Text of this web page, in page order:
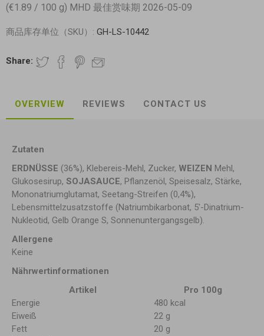
(€1.89 / 100 g) MHD 最佳赏味期 2026-05-09
商品库存单位（SKU）: GH-LS-10442
Share:
OVERVIEW REVIEWS CONTACT US
Zutaten
ERDNÜSSE (36%), Klebereis-Mehl, Zucker, WEIZEN Mehl,
Glukosesirup, SOJASAUCE, Pflanzenöl, Speisesalz, Stärke,
Mononatriumglutamat, Seetang-Streifen (0,4%),
Lebensmittelzusatzstoffe (Natriumbikarbonat, 5'-Dinatrium-
Nukleotid, Gelb Orange S, Sonnenuntergangsgelb).
Allergene
Keine
Nährwertinformationen
Artikel
Pro 100g
Energie
480 kcal
Eiweiß
22 g
Fett
20 g